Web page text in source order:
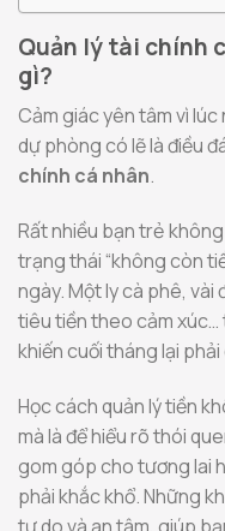
Quản lý tài chính
gì?
Cảm giác yên tâm vì
dự phòng có lẽ là điều
chính cá nhân.
Rất nhiều bạn trẻ
trạng thái “không còn
ngày. Một ly cà phê, vài
tiêu tiền theo cảm xúc…
khiến cuối tháng lại
Học cách quản lý tiền
mà là để hiểu rõ thói
gom góp cho tương lai
phải khắc khổ. Những